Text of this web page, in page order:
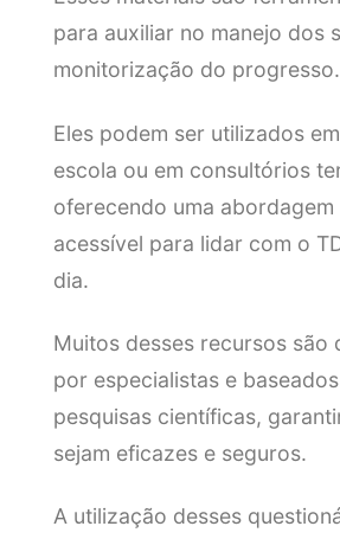
para auxiliar no manejo dos
monitorização do progresso.
Eles podem ser utilizados
escola ou em consultórios
oferecendo uma
acessível para lidar com o
dia.
Muitos desses recursos são
por especialistas e
pesquisas científicas,
sejam eficazes e seguros.
A utilização desses